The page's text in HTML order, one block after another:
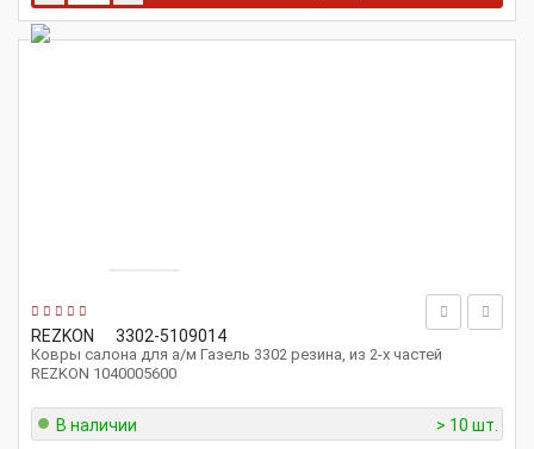
REZKON 3302-5109014
Ковры салона для а/м Газель 3302 резина, из 2-х частей
REZKON 1040005600
В наличии > 10 шт.